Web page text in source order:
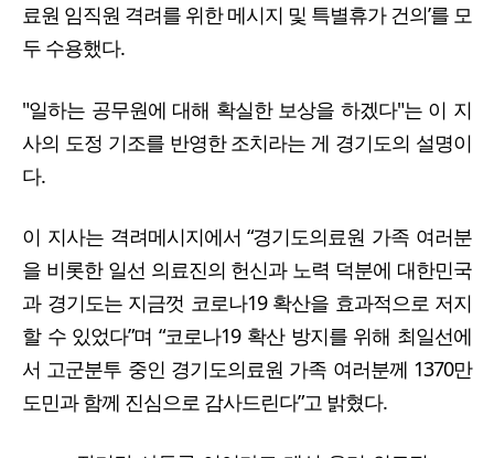
료원 임직원 격려를 위한 메시지 및 특별휴가 건의’를 모
두 수용했다.
"일하는 공무원에 대해 확실한 보상을 하겠다"는 이 지
사의 도정 기조를 반영한 조치라는 게 경기도의 설명이
다.
이 지사는 격려메시지에서 “경기도의료원 가족 여러분
을 비롯한 일선 의료진의 헌신과 노력 덕분에 대한민국
과 경기도는 지금껏 코로나19 확산을 효과적으로 저지
할 수 있었다”며 “코로나19 확산 방지를 위해 최일선에
서 고군분투 중인 경기도의료원 가족 여러분께 1370만
도민과 함께 진심으로 감사드린다”고 밝혔다.